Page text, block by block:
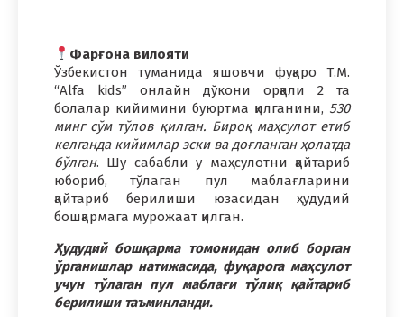
Фарғона вилояти
Ўзбекистон туманида яшовчи фуқаро Т.М.
“Alfa kids” онлайн дўкони орқали 2 та
болалар кийимини буюртма қилганини, 530
минг сўм тўлов қилган. Бироқ маҳсулот етиб
келганда кийимлар эски ва доғланган ҳолатда
бўлган. Шу сабабли у маҳсулотни қайтариб
юбориб, тўлаган пул маблағларини
қайтариб берилиши юзасидан ҳудудий
бошқармага мурожаат қилган.
Ҳудудий бошқарма томонидан олиб борган
ўрганишлар натижасида, фуқарога маҳсулот
учун тўлаган пул маблағи тўлиқ қайтариб
берилиши таъминланди.